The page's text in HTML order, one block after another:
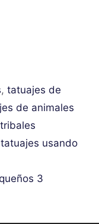
,tatuajes de
de animales
usando
3